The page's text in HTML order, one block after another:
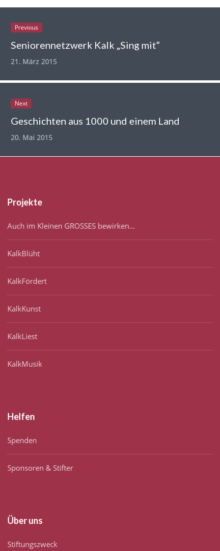
Previous
Seniorennetzwerk Kalk „Sing mit“
21. März 2015
Next
Geschichten aus 1000 und einem Land
20. Mai 2015
Projekte
Auch im Kleinen GROSSES bewirken…
KalkBlüht
KalkFördert
KalkKunst
KalkLiest
KalkMusik
Helfen
Spenden
Sponsoren & Stifter
Über uns
Stiftungszweck